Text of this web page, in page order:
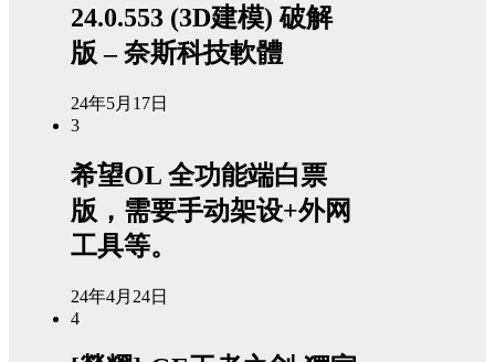
24.0.553 (3D建模) 破解
版 – 奈斯科技軟體
24年5月17日
3
希望OL 全功能端白票
版，需要手动架设+外网
工具等。
24年4月24日
4